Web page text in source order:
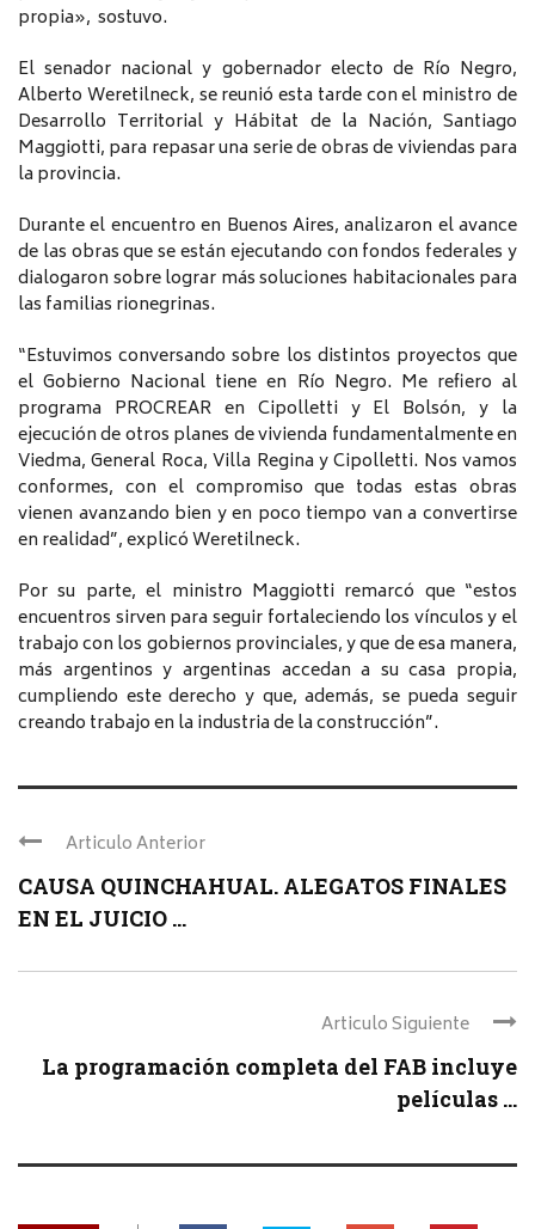
propia», sostuvo.
El senador nacional y gobernador electo de Río Negro,
Alberto Weretilneck, se reunió esta tarde con el ministro de
Desarrollo Territorial y Hábitat de la Nación, Santiago
Maggiotti, para repasar una serie de obras de viviendas para
la provincia.
Durante el encuentro en Buenos Aires, analizaron el avance
de las obras que se están ejecutando con fondos federales y
dialogaron sobre lograr más soluciones habitacionales para
las familias rionegrinas.
“Estuvimos conversando sobre los distintos proyectos que
el Gobierno Nacional tiene en Río Negro. Me refiero al
programa PROCREAR en Cipolletti y El Bolsón, y la
ejecución de otros planes de vivienda fundamentalmente en
Viedma, General Roca, Villa Regina y Cipolletti. Nos vamos
conformes, con el compromiso que todas estas obras
vienen avanzando bien y en poco tiempo van a convertirse
en realidad”, explicóWeretilneck.
Por su parte, el ministro Maggiotti remarcó que “estos
encuentros sirven para seguir fortaleciendo los vínculos y el
trabajo con los gobiernos provinciales, y que de esa manera,
más argentinos y argentinas accedan a su casa propia,
cumpliendo este derecho y que, además, se pueda seguir
creando trabajo en la industria de la construcción”.
Articulo Anterior
CAUSA QUINCHAHUAL. ALEGATOS FINALES
EN EL JUICIO ...
Articulo Siguiente
La programación completa del FAB incluye
películas ...